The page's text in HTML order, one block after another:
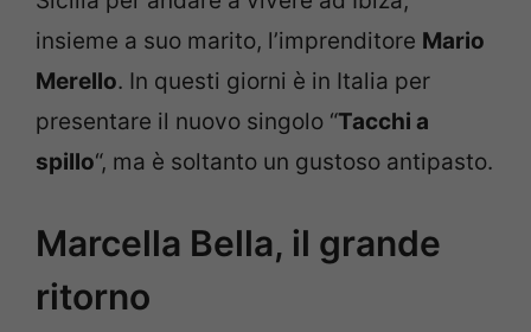
insieme a suo marito, l’imprenditore Mario
Merello. In questi giorni è in Italia per
presentare il nuovo singolo “Tacchi a
spillo“, ma è soltanto un gustoso antipasto.
Marcella Bella, il grande
ritorno